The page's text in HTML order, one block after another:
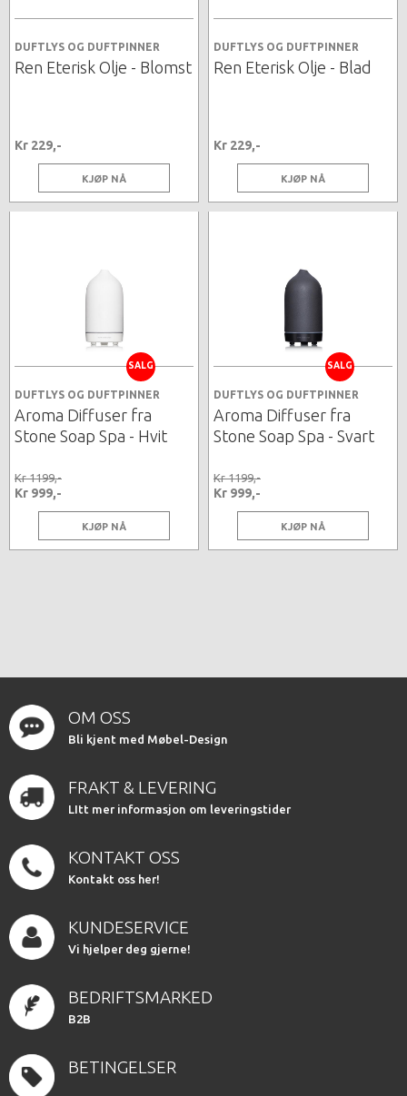
DUFTLYS OG DUFTPINNER
Ren Eterisk Olje - Blomst
Kr 229,-
KJØP NÅ
DUFTLYS OG DUFTPINNER
Ren Eterisk Olje - Blad
Kr 229,-
KJØP NÅ
SALG
DUFTLYS OG DUFTPINNER
Aroma Diffuser fra
Stone Soap Spa - Hvit
Kr 1199,-
Kr 999,-
KJØP NÅ
SALG
DUFTLYS OG DUFTPINNER
Aroma Diffuser fra
Stone Soap Spa - Svart
Kr 1199,-
Kr 999,-
KJØP NÅ
OM OSS
Bli kjent med Møbel-Design
FRAKT & LEVERING
LItt mer informasjon om leveringstider
KONTAKT OSS
Kontakt oss her!
KUNDESERVICE
Vi hjelper deg gjerne!
BEDRIFTSMARKED
B2B
BETINGELSER